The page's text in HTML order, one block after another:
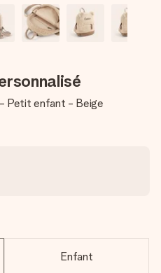
- Petit enfant - Beige
Enfant